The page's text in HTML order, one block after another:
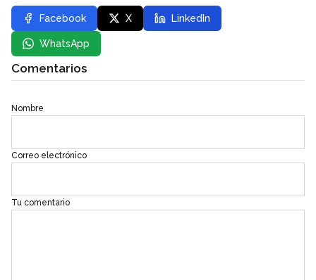
Facebook X LinkedIn
WhatsApp
Comentarios
Nombre
Correo electrónico
Tu comentario